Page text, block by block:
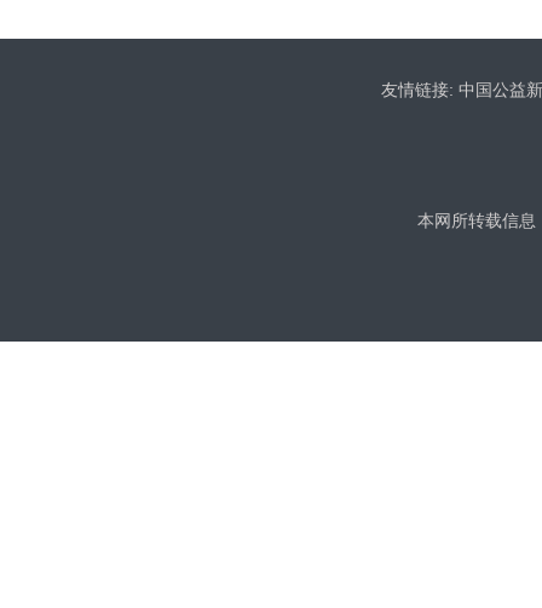
友情链接: 中国公益
本网所转载信息